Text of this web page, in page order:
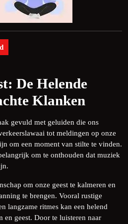
De Helende
Klanken
gevuld met geluiden die ons
tot meldingen op onze
om een moment van stilte te vinden.
om te onthouden dat muziek
om onze geest te kalmeren en
te brengen. Vooral rustige
langzame ritmes kan een helend
en geest. Door te luisteren naar